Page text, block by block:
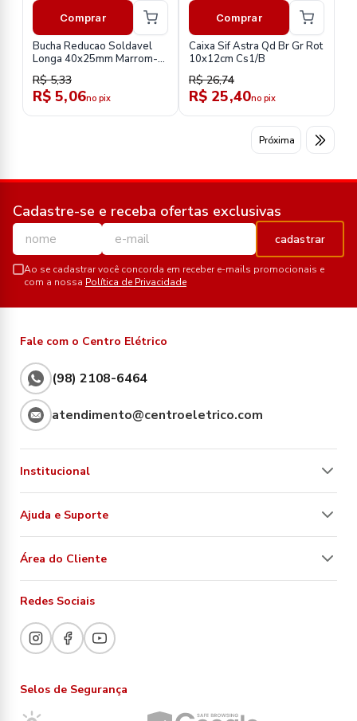
Comprar
Bucha Reducao Soldavel
Longa 40x25mm Marrom-
Tigre
R$ 5,33
R$ 5,06no pix
Comprar
Caixa Sif Astra Qd Br Gr Rot
10x12cm Cs1/B
R$ 26,74
R$ 25,40no pix
Próxima
Cadastre-se e receba ofertas exclusivas
cadastrar
Ao se cadastrar você concorda em receber e-mails promocionais e
com a nossa Política de Privacidade
Fale com o Centro Elétrico
(98) 2108-6464
atendimento@centroeletrico.com
Institucional
Ajuda e Suporte
Área do Cliente
Redes Sociais
Selos de Segurança